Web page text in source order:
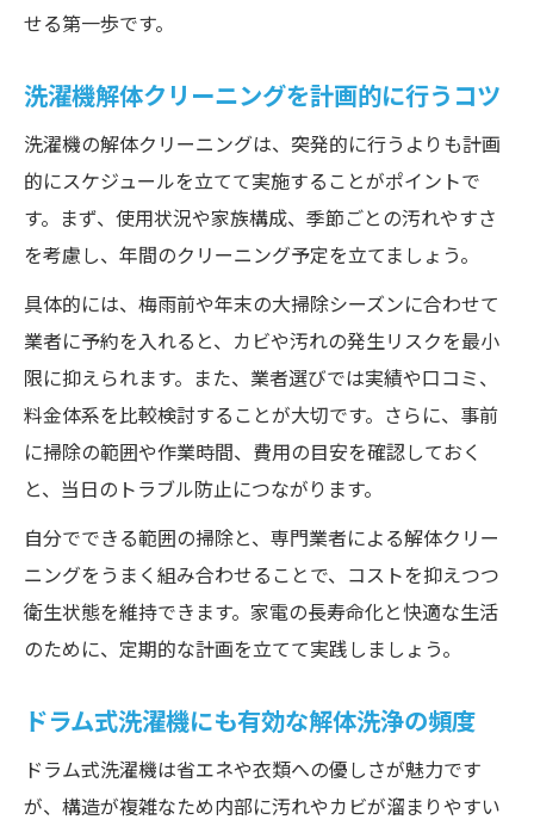
せる第一歩です。
洗濯機解体クリーニングを計画的に行うコツ
洗濯機の解体クリーニングは、突発的に行うよりも計画
的にスケジュールを立てて実施することがポイントで
す。まず、使用状況や家族構成、季節ごとの汚れやすさ
を考慮し、年間のクリーニング予定を立てましょう。
具体的には、梅雨前や年末の大掃除シーズンに合わせて
業者に予約を入れると、カビや汚れの発生リスクを最小
限に抑えられます。また、業者選びでは実績や口コミ、
料金体系を比較検討することが大切です。さらに、事前
に掃除の範囲や作業時間、費用の目安を確認しておく
と、当日のトラブル防止につながります。
自分でできる範囲の掃除と、専門業者による解体クリー
ニングをうまく組み合わせることで、コストを抑えつつ
衛生状態を維持できます。家電の長寿命化と快適な生活
のために、定期的な計画を立てて実践しましょう。
ドラム式洗濯機にも有効な解体洗浄の頻度
ドラム式洗濯機は省エネや衣類への優しさが魅力です
が、構造が複雑なため内部に汚れやカビが溜まりやすい